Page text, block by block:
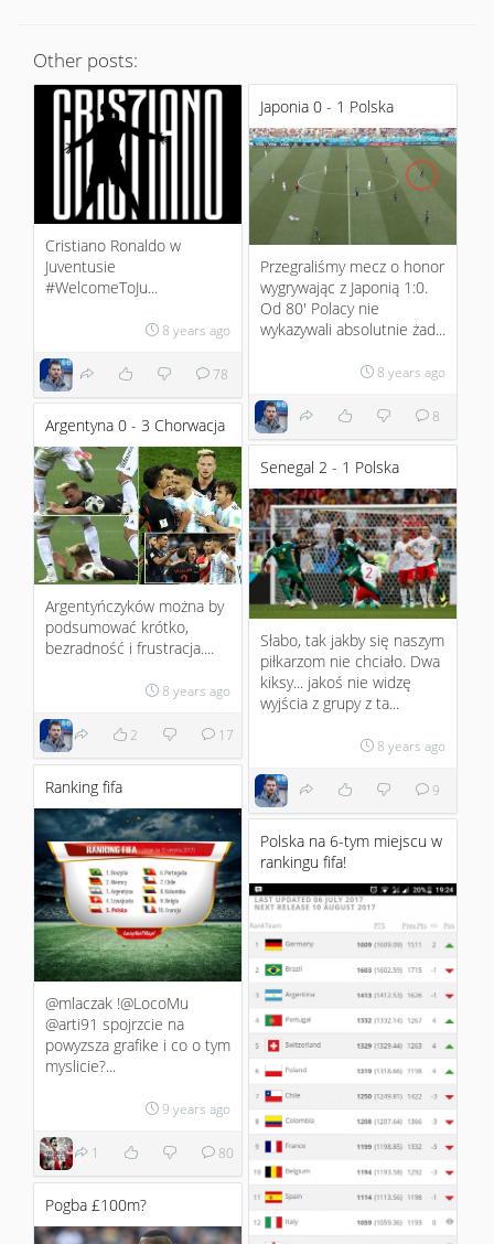
Other posts:
Cristiano Ronaldo w
Juventusie
#WelcomeToJu...
8 years ago
78
Japonia 0 - 1 Polska
Przegraliśmy mecz o honor
wygrywając z Japonią 1:0.
Od 80' Polacy nie
wykazywali absolutnie żad...
8 years ago
8
Argentyna 0 - 3 Chorwacja
Argentyńczyków można by
podsumować krótko,
bezradność i frustracja....
8 years ago
2 17
Senegal 2 - 1 Polska
Słabo, tak jakby się naszym
piłkarzom nie chciało. Dwa
kiksy... jakoś nie widzę
wyjścia z grupy z ta...
8 years ago
9
Ranking fifa
@mlaczak !@LocoMu
@arti91 spojrzcie na
powyzsza grafike i co o tym
myslicie?...
9 years ago
1 80
Polska na 6-tym miejscu w
rankingu fifa!
Pogba £100m?